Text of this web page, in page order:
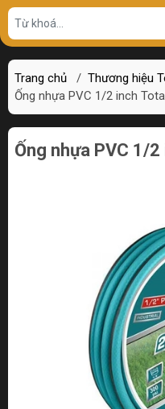
Trang chủ / Thương hiệu
Ống nhựa PVC 1/2 inch
Giá bán
Ống nhựa PVC 1/